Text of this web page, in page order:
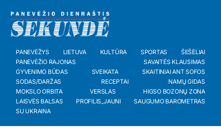
PANEVĖŽYS LIETUVA KULTŪRA SPORTAS
ŠEŠĖLIAI
PANEVĖŽIO RAJONAS
SAVAITĖS KLAUSIMAS
GYVENIMO BŪDAS
SVEIKATA
SKAITINIAI ANT SOFOS
SODAS/DARŽAS
RECEPTAI
NAMŲ GIDAS
MOKSLO ORBITA
VERSLAS
HIGSO BOZONŲ ZONA
LAISVĖS BALSAS
PROFILIS_JAUNI
SAUGUMO BAROMETRAS
SU UKRAINA